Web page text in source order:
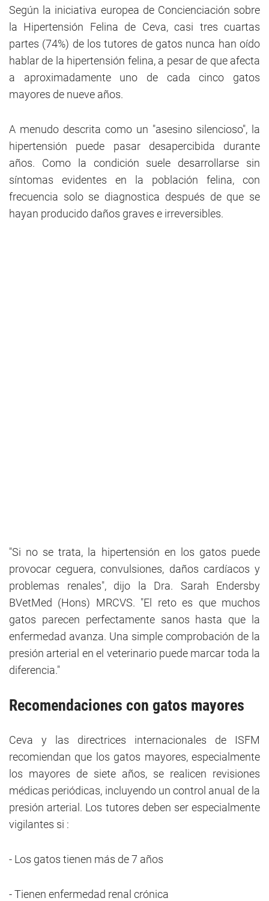
Según la iniciativa europea de Concienciación sobre
la Hipertensión Felina de Ceva, casi tres cuartas
partes (74%) de los tutores de gatos nunca han oído
hablar de la hipertensión felina, a pesar de que afecta
a aproximadamente uno de cada cinco gatos
mayores de nueve años.
A menudo descrita como un "asesino silencioso", la
hipertensión puede pasar desapercibida durante
años. Como la condición suele desarrollarse sin
síntomas evidentes en la población felina, con
frecuencia solo se diagnostica después de que se
hayan producido daños graves e irreversibles.
"Si no se trata, la hipertensión en los gatos puede
provocar ceguera, convulsiones, daños cardíacos y
problemas renales", dijo la Dra. Sarah Endersby
BVetMed (Hons) MRCVS. "El reto es que muchos
gatos parecen perfectamente sanos hasta que la
enfermedad avanza. Una simple comprobación de la
presión arterial en el veterinario puede marcar toda la
diferencia."
Recomendaciones con gatos mayores
Ceva y las directrices internacionales de ISFM
recomiendan que los gatos mayores, especialmente
los mayores de siete años, se realicen revisiones
médicas periódicas, incluyendo un control anual de la
presión arterial. Los tutores deben ser especialmente
vigilantes si :
- Los gatos tienen más de 7 años
- Tienen enfermedad renal crónica